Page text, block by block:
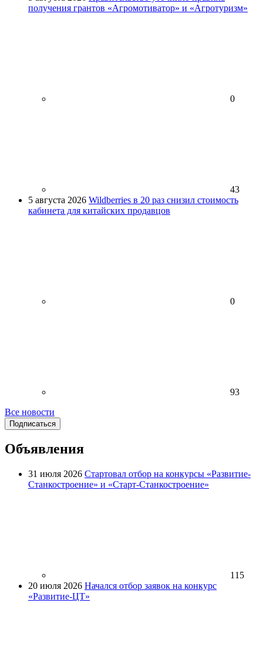
получения грантов «Агромотиватор» и «Агротуризм»
0
43
5 августа 2026 Wildberries в 20 раз снизил стоимость
кабинета для китайских продавцов
0
93
Все новости
Подписаться
Объявления
31 июля 2026 Стартовал отбор на конкурсы «Развитие-
Станкостроение» и «Старт-Станкостроение»
115
20 июля 2026 Начался отбор заявок на конкурс
«Развитие-ЦТ»